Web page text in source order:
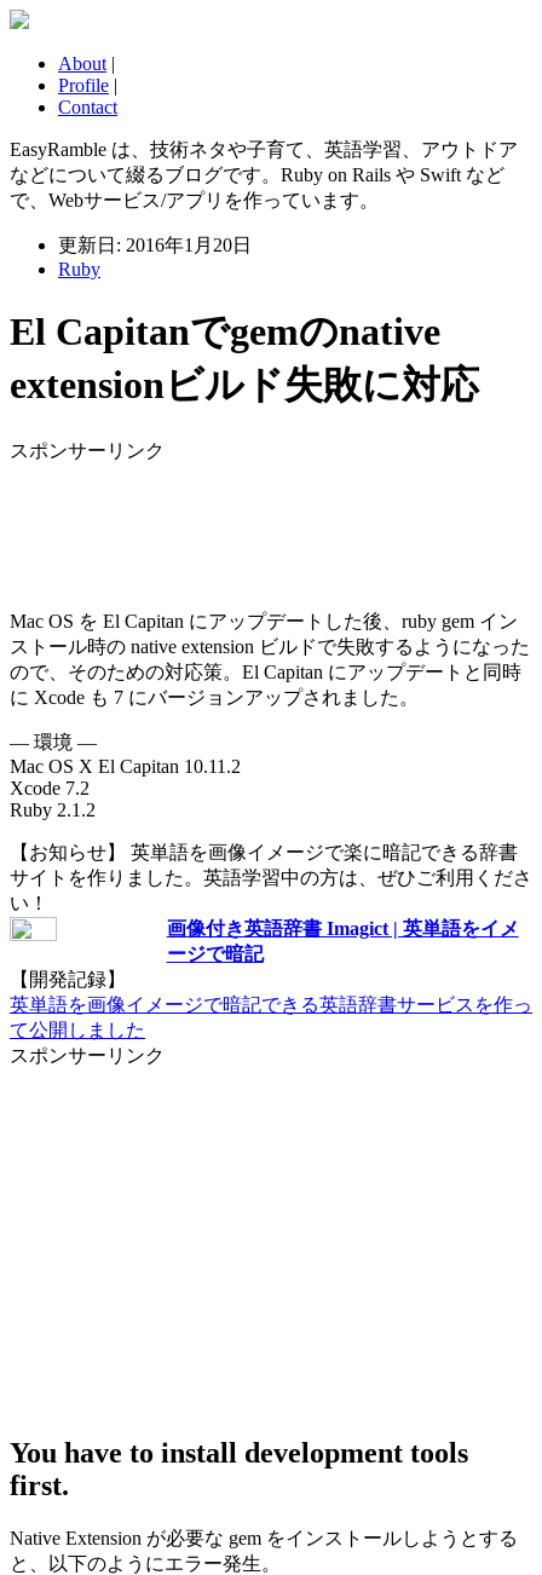
About |
Profile |
Contact
EasyRamble は、技術ネタや子育て、英語学習、アウトドア
などについて綴るブログです。Ruby on Rails や Swift など
で、Webサービス/アプリを作っています。
更新日: 2016年1月20日
Ruby
El Capitanでgemのnative
extensionビルド失敗に対応
スポンサーリンク
Mac OS を El Capitan にアップデートした後、ruby gem イン
ストール時の native extension ビルドで失敗するようになった
ので、そのための対応策。El Capitan にアップデートと同時
に Xcode も 7 にバージョンアップされました。
— 環境 —
Mac OS X El Capitan 10.11.2
Xcode 7.2
Ruby 2.1.2
【お知らせ】 英単語を画像イメージで楽に暗記できる辞書
サイトを作りました。英語学習中の方は、ぜひご利用くださ
い！
画像付き英語辞書 Imagict | 英単語をイメ
ージで暗記
【開発記録】
英単語を画像イメージで暗記できる英語辞書サービスを作っ
て公開しました
スポンサーリンク
You have to install development tools
first.
Native Extension が必要な gem をインストールしようとする
と、以下のようにエラー発生。